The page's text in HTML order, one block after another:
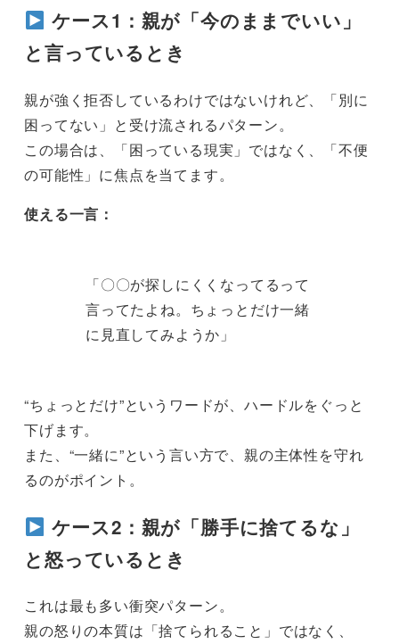
ケース1：親が「今のままでいい」
と言っているとき
親が強く拒否しているわけではないけれど、「別に
困ってない」と受け流されるパターン。
この場合は、「困っている現実」ではなく、「不便
の可能性」に焦点を当てます。
使える一言：
「〇〇が探しにくくなってるって
言ってたよね。ちょっとだけ一緒
に見直してみようか」
“ちょっとだけ”というワードが、ハードルをぐっと
下げます。
また、“一緒に”という言い方で、親の主体性を守れ
るのがポイント。
ケース2：親が「勝手に捨てるな」
と怒っているとき
これは最も多い衝突パターン。
親の怒りの本質は「捨てられること」ではなく、